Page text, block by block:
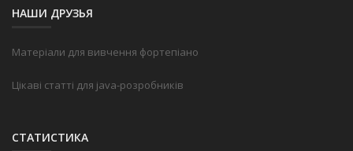
НАШИ ДРУЗЬЯ
Матеріали для вивчення фортепіано
Цікаві статті для java-розробників
СТАТИСТИКА